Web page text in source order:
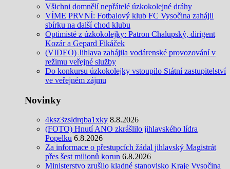
Všichni domnělí nepřátelé úzkokolejné dráhy
VÍME PRVNÍ: Fotbalový klub FC Vysočina zahájil
sbírku na další chod klubu
Optimisté z úzkokolejky: Patron Chalupský, dirigent
Kozár a Gepard Fikáček
(VIDEO) Jihlava zahájila vodárenské provozování v
režimu veřejné služby
Do konkursu úzkokolejky vstoupilo Státní zastupitelství
ve veřejném zájmu
Novinky
4ksz3zsldrqba1xky 8.8.2026
(FOTO) Hnutí ANO zkrášlilo jihlavského lídra
Popelku 6.8.2026
Za informace o přestupcích žádal jihlavský Magistrát
přes šest milionů korun 6.8.2026
Ministerstvo zrušilo kladné stanovisko Kraje Vysočina